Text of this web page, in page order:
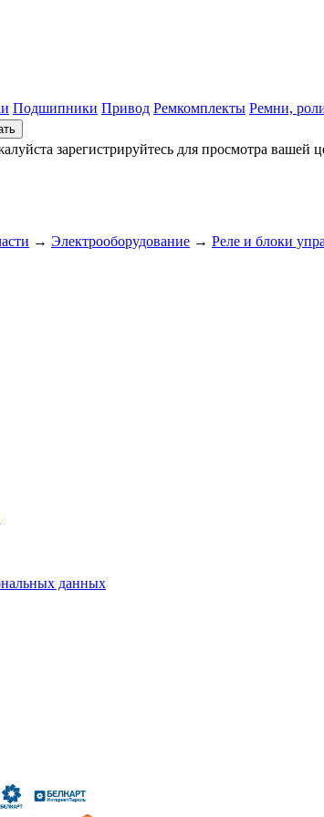
Подшипники Привод Ремкомплекты Ремни,
зарегистрируйтесь для просмотра вашей
→ Электрооборудование → Реле и блоки
данных